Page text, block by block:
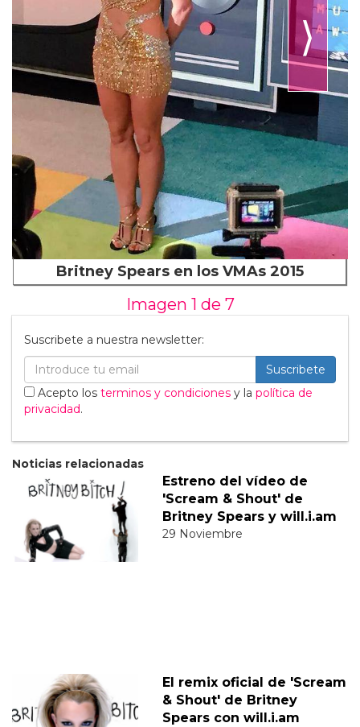
⟩
Britney Spears en los VMAs 2015
Imagen 1 de 7
Suscribete a nuestra newsletter:
Suscribete
Acepto los terminos y condiciones y la política de
privacidad.
Noticias relacionadas
Estreno del vídeo de
'Scream & Shout' de
Britney Spears y will.i.am
29 Noviembre
El remix oficial de 'Scream
& Shout' de Britney
Spears con will.i.am